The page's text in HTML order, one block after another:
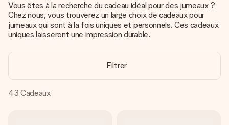
4,8 (sur la base de +15 000 avis)
Nos cadeaux sont appréciés. Les clients nous attribuent
une note de 4,8 sur Google Reviews (total de tous les
Carte de vœux gratuite
Vous êtes à la recherche du cadeau idéal pour des jumeaux ?
Chez nous, vous trouverez un large choix de cadeaux pour
jumeaux qui sont à la fois uniques et personnels. Ces cadeaux
uniques laisseront une impression durable.
Filtrer
43 Cadeaux